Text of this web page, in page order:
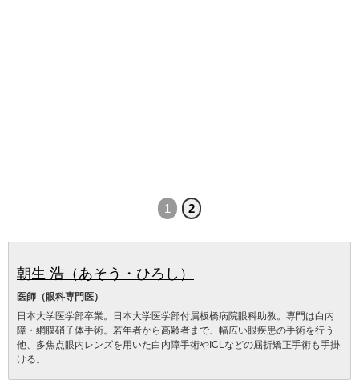
1 2
朝生 浩（あそう・ひろし）
医師（眼科専門医）
日本大学医学部卒業。日本大学医学部付属板橋病院眼科助教。専門は白内
障・網膜硝子体手術。若年者から高齢者まで、幅広い眼疾患の手術を行う
他、多焦点眼内レンズを用いた白内障手術やICLなどの屈折矯正手術も手掛
ける。